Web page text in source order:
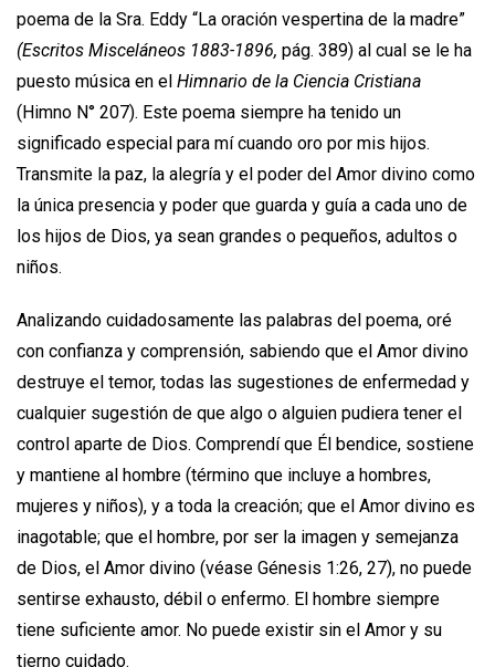
poema de la Sra. Eddy “La oración vespertina de la madre”
(Escritos Misceláneos 1883-1896, pág. 389) al cual se le ha
puesto música en el Himnario de la Ciencia Cristiana
(Himno N° 207). Este poema siempre ha tenido un
significado especial para mí cuando oro por mis hijos.
Transmite la paz, la alegría y el poder del Amor divino como
la única presencia y poder que guarda y guía a cada uno de
los hijos de Dios, ya sean grandes o pequeños, adultos o
niños.
Analizando cuidadosamente las palabras del poema, oré
con confianza y comprensión, sabiendo que el Amor divino
destruye el temor, todas las sugestiones de enfermedad y
cualquier sugestión de que algo o alguien pudiera tener el
control aparte de Dios. Comprendí que Él bendice, sostiene
y mantiene al hombre (término que incluye a hombres,
mujeres y niños), y a toda la creación; que el Amor divino es
inagotable; que el hombre, por ser la imagen y semejanza
de Dios, el Amor divino (véase Génesis 1:26, 27), no puede
sentirse exhausto, débil o enfermo. El hombre siempre
tiene suficiente amor. No puede existir sin el Amor y su
tierno cuidado.